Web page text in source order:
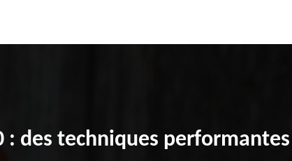
: des techniques performantes